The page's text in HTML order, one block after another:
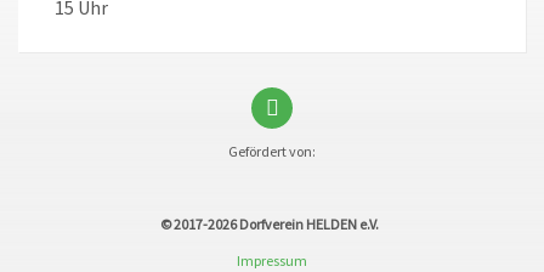
15 Uhr
Gefördert von:
© 2017-2026Dorfverein HELDEN e.V.
Impressum